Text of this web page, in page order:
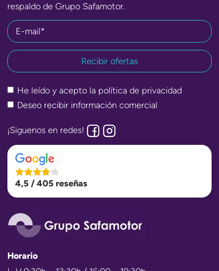
respaldo de Grupo Safamotor.
E-mail*
He leído y acepto la política de privacidad
Deseo recibir información comercial
¡Siguenos en redes!
4,5 / 405 reseñas
Horario